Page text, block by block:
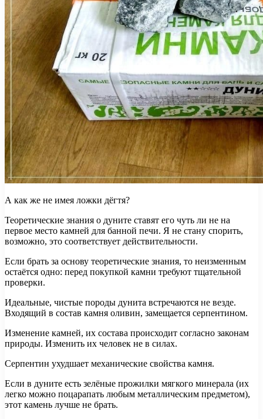
А как же не имея ложки дёгтя?
Теоретические знания о дуните ставят его чуть ли не на
первое место камней для банной печи. Я не стану спорить,
возможно, это соответствует действительности.
Если брать за основу теоретические знания, то неизменным
остаётся одно: перед покупкой камни требуют тщательной
проверки.
Идеальные, чистые породы дунита встречаются не везде.
Входящий в состав камня оливин, замещается серпентином.
Изменение камней, их состава происходит согласно законам
природы. Изменить их человек не в силах.
Серпентин ухудшает механические свойства камня.
Если в дуните есть зелёные прожилки мягкого минерала (их
легко можно поцарапать любым металлическим предметом),
этот камень лучше не брать.